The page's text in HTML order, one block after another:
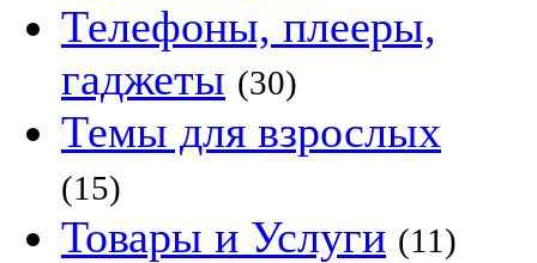
Телефоны, плееры,
гаджеты (30)
Темы для взрослых
(15)
Товары и Услуги (11)